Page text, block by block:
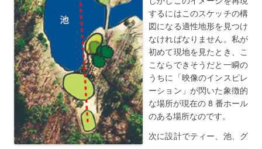
するにはこのスケッチの構
図になる適性地形を見つけ
なければなりません。私が
初めて現地を見たとき、こ
こならできそうだと一瞬の
うちに「映像のインスピレ
ーション」が閃いた象徴的
な場所が現在の 8 番ホール
のある場所なのです。
次に設計でティー、池、グ